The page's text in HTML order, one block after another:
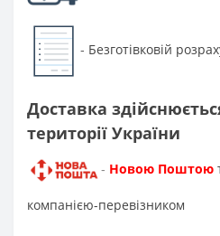
- Безготівковій
Доставка
території України
- Новою Поштою
компанією-перевізником